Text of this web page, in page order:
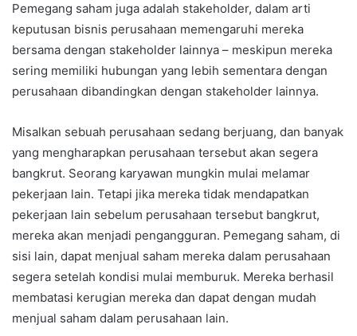
Pemegang saham juga adalah stakeholder, dalam arti
keputusan bisnis perusahaan memengaruhi mereka
bersama dengan stakeholder lainnya – meskipun mereka
sering memiliki hubungan yang lebih sementara dengan
perusahaan dibandingkan dengan stakeholder lainnya.
Misalkan sebuah perusahaan sedang berjuang, dan banyak
yang mengharapkan perusahaan tersebut akan segera
bangkrut. Seorang karyawan mungkin mulai melamar
pekerjaan lain. Tetapi jika mereka tidak mendapatkan
pekerjaan lain sebelum perusahaan tersebut bangkrut,
mereka akan menjadi pengangguran. Pemegang saham, di
sisi lain, dapat menjual saham mereka dalam perusahaan
segera setelah kondisi mulai memburuk. Mereka berhasil
membatasi kerugian mereka dan dapat dengan mudah
menjual saham dalam perusahaan lain.